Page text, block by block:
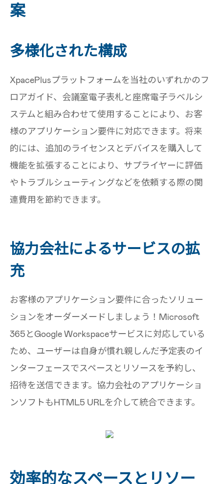
案
多様化された構成
XpacePlusプラットフォームを当社のいずれかのフ
ロアガイド、会議室電子表札と座席電子ラベルシ
ステムと組み合わせて使用することにより、お客
様のアプリケーション要件に対応できます。将来
的には、追加のライセンスとデバイスを購入して
機能を拡張することにより、サプライヤーに評価
やトラブルシューティングなどを依頼する際の関
連費用を節約できます。
協力会社によるサービスの拡
充
お客様のアプリケーション要件に合ったソリュー
ションをオーダーメードしましょう！Microsoft
365とGoogle Workspaceサービスに対応している
ため、ユーザーは自身が慣れ親しんだ予定表のイ
ンターフェースでスペースとリソースを予約し、
招待を送信できます。協力会社のアプリケーショ
ンソフトもHTML5 URLを介して統合できます。
効率的なスペースとリソー